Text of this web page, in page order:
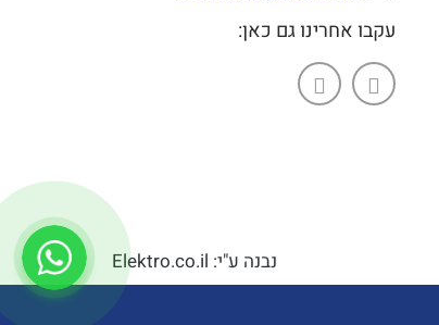
עקבו אחרינו גם כאן:
נבנה ע"י: Elektro.co.il